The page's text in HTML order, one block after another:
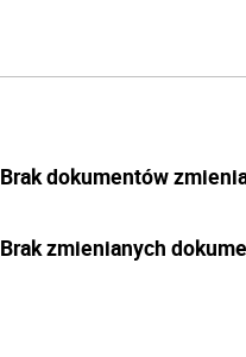
Brak dokumentów
Brak zmienianych